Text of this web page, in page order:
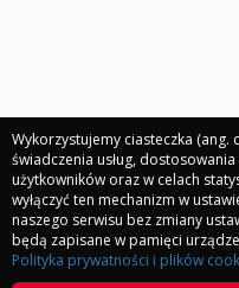
Polityka prywatności i
Wykorzystujemy ciasteczka
świadczenia usług,
użytkowników oraz w celach
wyłączyć ten mechanizm w
naszego serwisu bez zmiany
będą zapisane w pamięci
Polityka prywatności i plików